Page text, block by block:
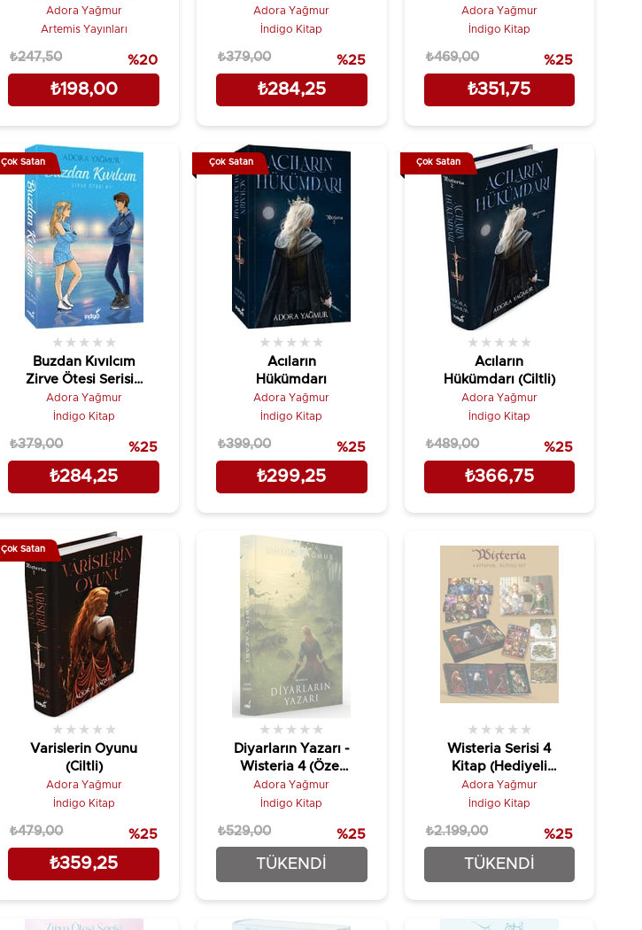
Adora Yağmur
Artemis Yayınları
₺198,00
₺247,50 %20
Adora Yağmur
İndigo Kitap
₺284,25
₺379,00 %25
Adora Yağmur
İndigo Kitap
₺351,75
₺469,00 %25
Buzdan Kıvılcım
Zirve Ötesi Serisi -
1
★ ★ ★ ★ ★
Adora Yağmur
İndigo Kitap
₺284,25
₺379,00 %25
Çok Satan
Acıların
Hükümdarı
★ ★ ★ ★ ★
Adora Yağmur
İndigo Kitap
₺299,25
₺399,00 %25
Çok Satan
Acıların
Hükümdarı (Ciltli)
★ ★ ★ ★ ★
Adora Yağmur
İndigo Kitap
₺366,75
₺489,00 %25
Çok Satan
Varislerin Oyunu
(Ciltli)
★ ★ ★ ★ ★
Adora Yağmur
İndigo Kitap
₺359,25
₺479,00 %25
Çok Satan
TÜKENDI
Diyarların Yazarı -
Wisteria 4 (Özel
Baskı)
★ ★ ★ ★ ★
Adora Yağmur
İndigo Kitap
₺396,75
₺529,00 %25
TÜKENDI
Wisteria Serisi 4
Kitap (Hediyeli
Kutu)
★ ★ ★ ★ ★
Adora Yağmur
İndigo Kitap
₺1.649,25
₺2.199,00 %25